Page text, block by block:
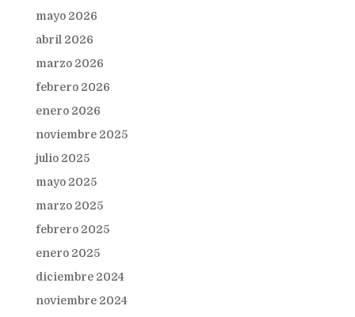
mayo 2026
abril 2026
marzo 2026
febrero 2026
enero 2026
noviembre 2025
julio 2025
mayo 2025
marzo 2025
febrero 2025
enero 2025
diciembre 2024
noviembre 2024